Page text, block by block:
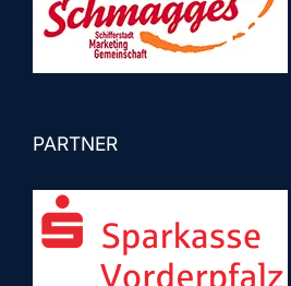
PARTNER